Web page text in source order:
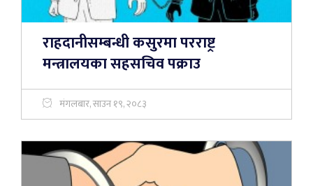
राहदानीसम्बन्धी कसुरमा परराष्ट्र
मन्त्रालयका सहसचिव पक्राउ
मंगलबार, साउन १९, २०८३